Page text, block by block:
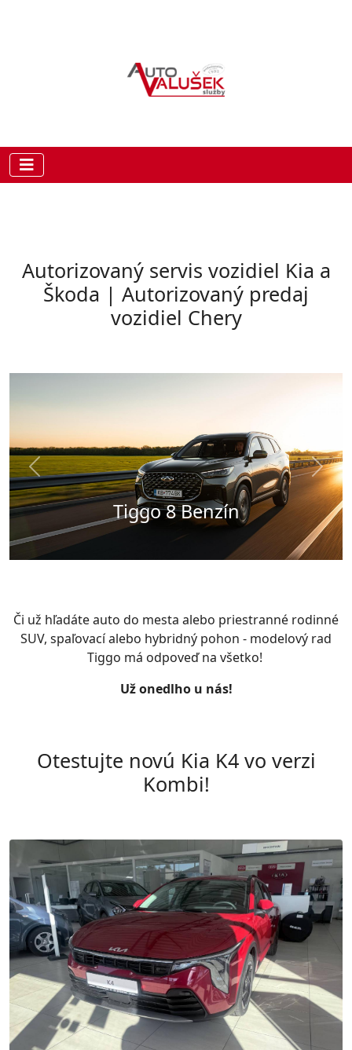
Autorizovaný servis vozidiel Kia a
Škoda | Autorizovaný predaj
vozidiel Chery
Tiggo 8 Benzín
Tiggo 8 Plugin Hybrid
Předchozí Další
Či už hľadáte auto do mesta alebo priestranné rodinné
SUV, spaľovací alebo hybridný pohon - modelový rad
Tiggo má odpoveď na všetko!
Už onedlho u nás!
Otestujte novú Kia K4 vo verzi
Kombi!